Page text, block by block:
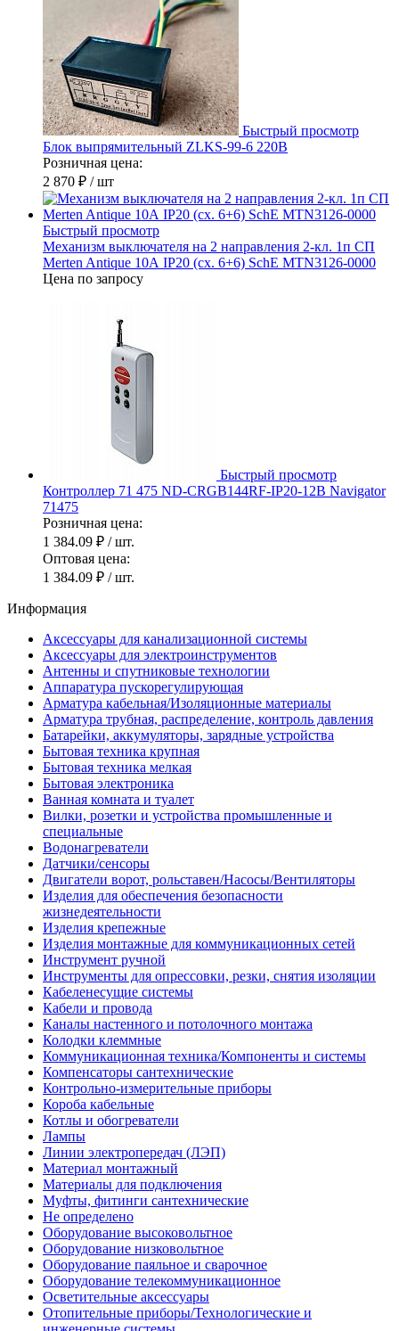
Быстрый просмотр
Блок выпрямительный ZLKS-99-6 220В
Розничная цена:
2 870 ₽ / шт
Быстрый просмотр
Механизм выключателя на 2 направления 2-кл. 1п СП
Merten Antique 10А IP20 (сх. 6+6) SchE MTN3126-0000
Цена по запросу
Быстрый просмотр
Контроллер 71 475 ND-CRGB144RF-IP20-12В Navigator
71475
Розничная цена:
1 384.09 ₽ / шт.
Оптовая цена:
1 384.09 ₽ / шт.
Информация
Аксессуары для канализационной системы
Аксессуары для электроинструментов
Антенны и спутниковые технологии
Аппаратура пускорегулирующая
Арматура кабельная/Изоляционные материалы
Арматура трубная, распределение, контроль давления
Батарейки, аккумуляторы, зарядные устройства
Бытовая техника крупная
Бытовая техника мелкая
Бытовая электроника
Ванная комната и туалет
Вилки, розетки и устройства промышленные и
специальные
Водонагреватели
Датчики/сенсоры
Двигатели ворот, рольставен/Насосы/Вентиляторы
Изделия для обеспечения безопасности
жизнедеятельности
Изделия крепежные
Изделия монтажные для коммуникационных сетей
Инструмент ручной
Инструменты для опрессовки, резки, снятия изоляции
Кабеленесущие системы
Кабели и провода
Каналы настенного и потолочного монтажа
Колодки клеммные
Коммуникационная техника/Компоненты и системы
Компенсаторы сантехнические
Контрольно-измерительные приборы
Короба кабельные
Котлы и обогреватели
Лампы
Линии электропередач (ЛЭП)
Материал монтажный
Материалы для подключения
Муфты, фитинги сантехнические
Не определено
Оборудование высоковольтное
Оборудование низковольтное
Оборудование паяльное и сварочное
Оборудование телекоммуникационное
Осветительные аксессуары
Отопительные приборы/Технологические и